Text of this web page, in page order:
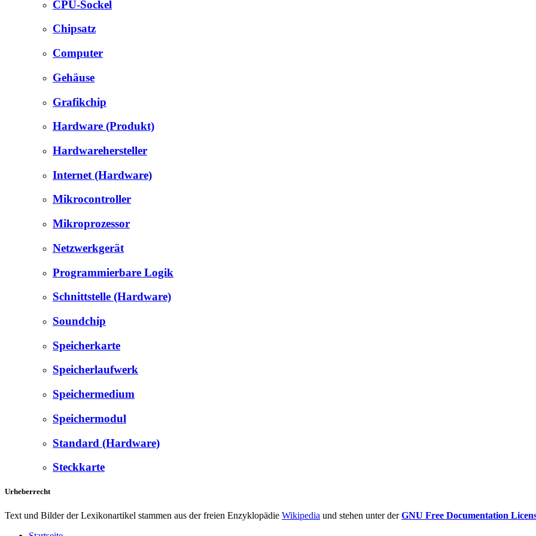
CPU-Sockel
Chipsatz
Computer
Gehäuse
Grafikchip
Hardware (Produkt)
Hardwarehersteller
Internet (Hardware)
Mikrocontroller
Mikroprozessor
Netzwerkgerät
Programmierbare Logik
Schnittstelle (Hardware)
Soundchip
Speicherkarte
Speicherlaufwerk
Speichermedium
Speichermodul
Standard (Hardware)
Steckkarte
Urheberrecht
Text und Bilder der Lexikonartikel stammen aus der freien Enzyklopädie Wikipedia und stehen unter derGNU Free Documentation